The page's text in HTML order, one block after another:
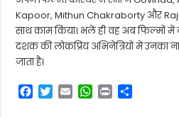
Kapoor,Mithun Chakraborty और
साथ काम किया। भले ही वह अब फिल्मों
दशक की लोकप्रिय अभिनेत्रियों में उनका
जाता है।
F
T
E
W
P